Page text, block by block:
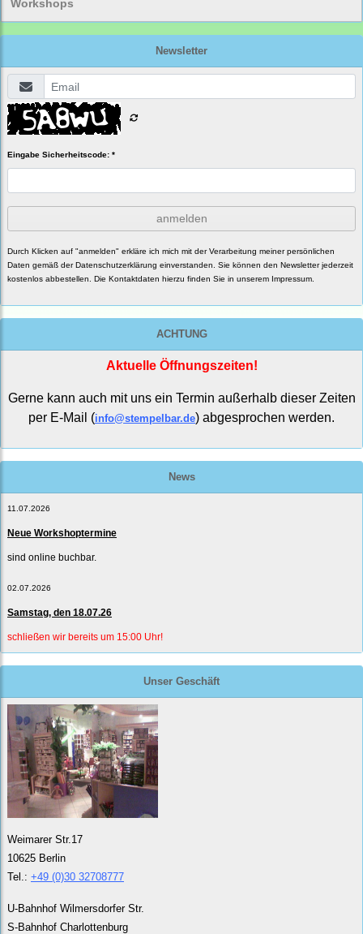
Workshops
Newsletter
Eingabe Sicherheitscode: *
anmelden
Durch Klicken auf "anmelden" erkläre ich mich mit der Verarbeitung meiner persönlichen
Daten gemäß derDatenschutzerklärung einverstanden. Sie können den Newsletter jederzeit
kostenlos abbestellen. Die Kontaktdaten hierzu finden Sie in unserem Impressum.
ACHTUNG
Aktuelle Öffnungszeiten!
Gerne kann auch mit uns ein Termin außerhalb dieser Zeiten
per E-Mail (info@stempelbar.de) abgesprochen werden.
News
11.07.2026
Neue Workshoptermine
sind online buchbar.
02.07.2026
Samstag, den 18.07.26
schließen wir bereits um 15:00 Uhr!
Unser Geschäft
Weimarer Str.17
10625 Berlin
Tel.: +49 (0)30 32708777
U-Bahnhof Wilmersdorfer Str.
S-Bahnhof Charlottenburg